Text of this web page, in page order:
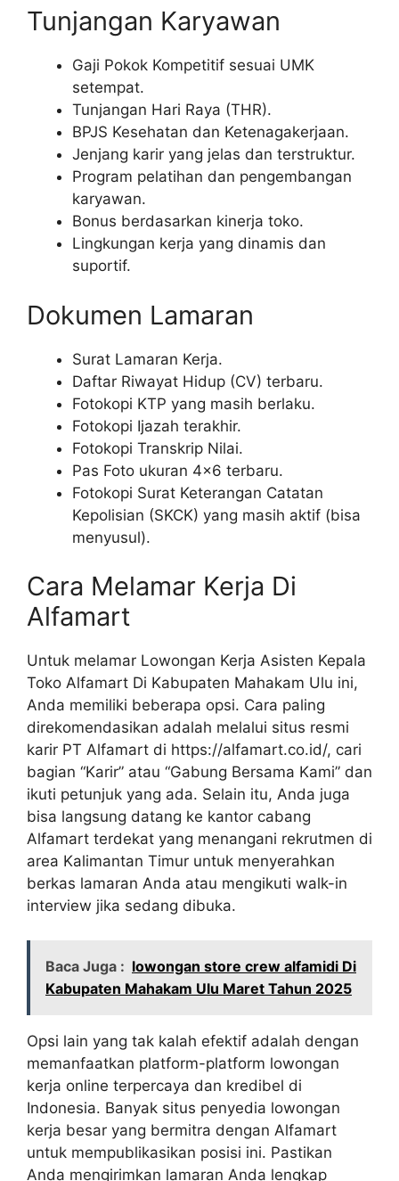
Tunjangan Karyawan
Gaji Pokok Kompetitif sesuai UMK
setempat.
Tunjangan Hari Raya (THR).
BPJS Kesehatan dan Ketenagakerjaan.
Jenjang karir yang jelas dan terstruktur.
Program pelatihan dan pengembangan
karyawan.
Bonus berdasarkan kinerja toko.
Lingkungan kerja yang dinamis dan
suportif.
Dokumen Lamaran
Surat Lamaran Kerja.
Daftar Riwayat Hidup (CV) terbaru.
Fotokopi KTP yang masih berlaku.
Fotokopi Ijazah terakhir.
Fotokopi Transkrip Nilai.
Pas Foto ukuran 4×6 terbaru.
Fotokopi Surat Keterangan Catatan
Kepolisian (SKCK) yang masih aktif (bisa
menyusul).
Cara Melamar Kerja Di
Alfamart
Untuk melamar Lowongan Kerja Asisten Kepala
Toko Alfamart Di Kabupaten Mahakam Ulu ini,
Anda memiliki beberapa opsi. Cara paling
direkomendasikan adalah melalui situs resmi
karir PT Alfamart di https://alfamart.co.id/, cari
bagian “Karir” atau “Gabung Bersama Kami” dan
ikuti petunjuk yang ada. Selain itu, Anda juga
bisa langsung datang ke kantor cabang
Alfamart terdekat yang menangani rekrutmen di
area Kalimantan Timur untuk menyerahkan
berkas lamaran Anda atau mengikuti walk-in
interview jika sedang dibuka.
Baca Juga : lowongan store crew alfamidi Di
Kabupaten Mahakam Ulu Maret Tahun 2025
Opsi lain yang tak kalah efektif adalah dengan
memanfaatkan platform-platform lowongan
kerja online terpercaya dan kredibel di
Indonesia. Banyak situs penyedia lowongan
kerja besar yang bermitra dengan Alfamart
untuk mempublikasikan posisi ini. Pastikan
Anda mengirimkan lamaran Anda lengkap